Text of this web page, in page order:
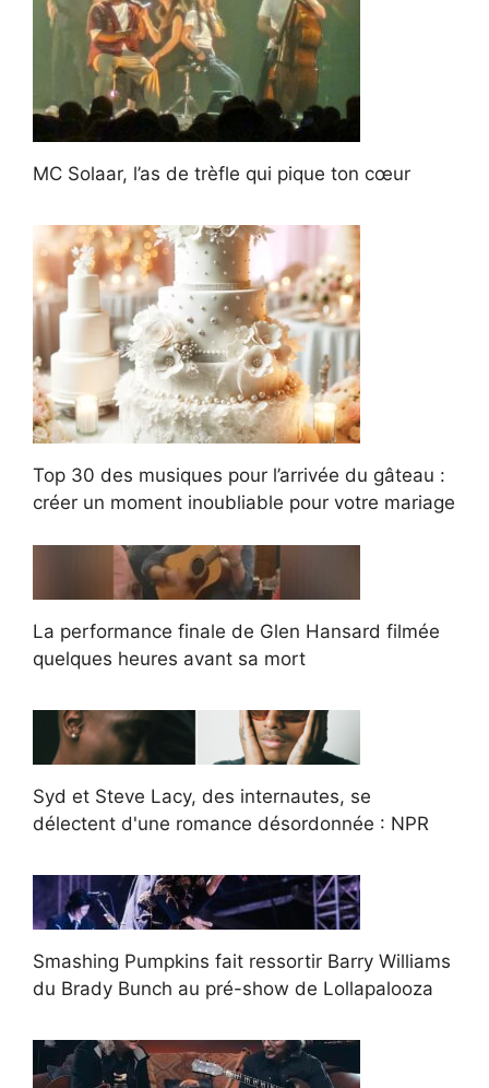
MC Solaar, l’as de trèfle qui pique ton cœur
Top 30 des musiques pour l’arrivée du gâteau :
créer un moment inoubliable pour votre mariage
La performance finale de Glen Hansard filmée
quelques heures avant sa mort
Syd et Steve Lacy, des internautes, se
délectent d'une romance désordonnée : NPR
Smashing Pumpkins fait ressortir Barry Williams
du Brady Bunch au pré-show de Lollapalooza